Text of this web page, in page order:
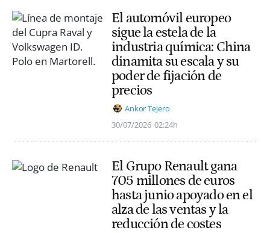
El automóvil europeo
sigue la estela de la
industria química: China
dinamita su escala y su
poder de fijación de
precios
Ankor Tejero
30/07/2026 02:24h
El Grupo Renault gana
705 millones de euros
hasta junio apoyado en el
alza de las ventas y la
reducción de costes